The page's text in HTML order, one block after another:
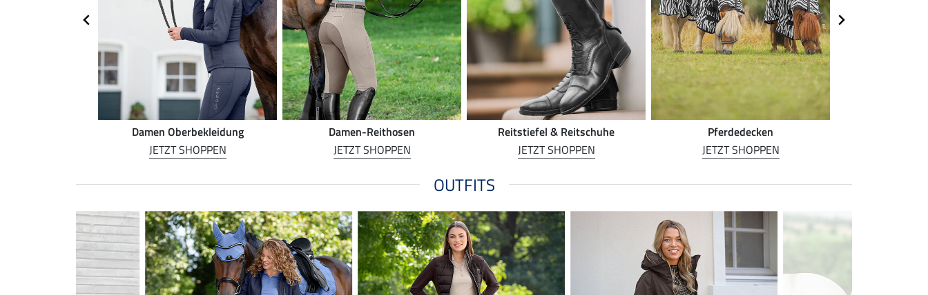
Damen Oberbekleidung
JETZT SHOPPEN
Damen-Reithosen
JETZT SHOPPEN
Reitstiefel & Reitschuhe
JETZT SHOPPEN
Pferdedecken
JETZT SHOPPEN
OUTFITS